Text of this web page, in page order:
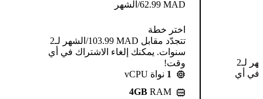
MAD
62.99/الشهر
اختر خطة
تتجدّد مقابل MAD ⁦103.99⁩/الشهر لـ2
سنوات. يمكنك إلغاء الاشتراك في أي
وقت!
1 نواة vCPU
4GB RAM
تتجدّد مقابل MAD ⁦124.99⁩/الشهر لـ2
في أي